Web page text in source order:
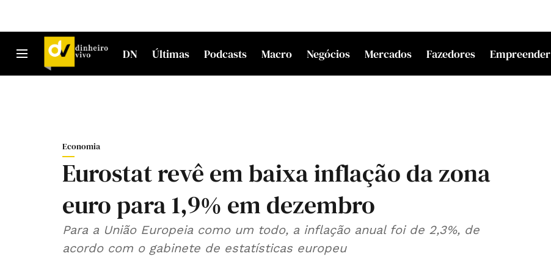
DN Últimas Podcasts Macro Negócios Mercados Fazedores Empreender
Economia
Eurostat revê em baixa inflação da zona
euro para 1,9% em dezembro
Para a União Europeia como um todo, a inflação anual foi de 2,3%, de
acordo com o gabinete de estatísticas europeu